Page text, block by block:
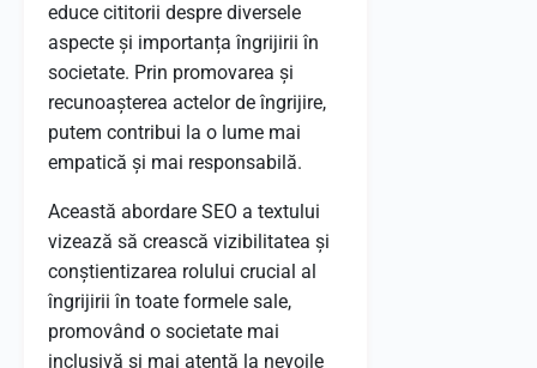
educe cititorii despre diversele
aspecte și importanța îngrijirii în
societate. Prin promovarea și
recunoașterea actelor de îngrijire,
putem contribui la o lume mai
empatică și mai responsabilă.
Această abordare SEO a textului
vizează să crească vizibilitatea și
conștientizarea rolului crucial al
îngrijirii în toate formele sale,
promovând o societate mai
inclusivă și mai atentă la nevoile